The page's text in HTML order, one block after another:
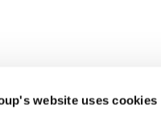
website uses cookies